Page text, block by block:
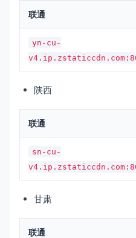
联通
yn-cu-
陕西
联通
sn-cu-
甘肃
联通